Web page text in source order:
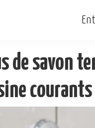
de savon
courants